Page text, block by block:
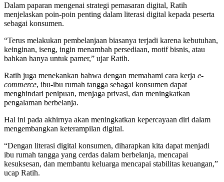
Dalam paparan mengenai strategi pemasaran digital, Ratih
menjelaskan poin-poin penting dalam literasi digital kepada peserta
sebagai konsumen.
“Terus melakukan pembelanjaan biasanya terjadi karena kebutuhan,
keinginan, iseng, ingin menambah persediaan, motif bisnis, atau
bahkan hanya untuk pamer,” ujar Ratih.
Ratih juga menekankan bahwa dengan memahami cara kerja e-
commerce, ibu-ibu rumah tangga sebagai konsumen dapat
menghindari penipuan, menjaga privasi, dan meningkatkan
pengalaman berbelanja.
Hal ini pada akhirnya akan meningkatkan kepercayaan diri dalam
mengembangkan keterampilan digital.
“Dengan literasi digital konsumen, diharapkan kita dapat menjadi
ibu rumah tangga yang cerdas dalam berbelanja, mencapai
kesuksesan, dan membantu keluarga mencapai stabilitas keuangan,”
ucap Ratih.